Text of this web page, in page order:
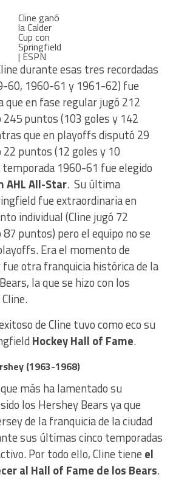
Cline ganó
la Calder
Cup con
Springfield
| ESPN
durante esas tres recordadas
60, 1960-61 y 1961-62) fue
en fase regular jugó 212
puntos (103 goles y 142
que en playoffs disputó 29
puntos (12 goles y 10
1960-61 fue elegido
AHL All-Star. Su última
fue extraordinaria en
individual (Cline jugó 72
puntos) pero el equipo no se
Era el momento de
fue otra franquicia histórica de la
la que se hizo con los
de Cline tuvo como eco su
Hockey Hall of Fame.
(1963-1968)
más ha lamentado su
los Hershey Bears ya que
de la franquicia de la ciudad
sus últimas cinco temporadas
Por todo ello, Cline tiene el
al Hall of Fame de los Bears.